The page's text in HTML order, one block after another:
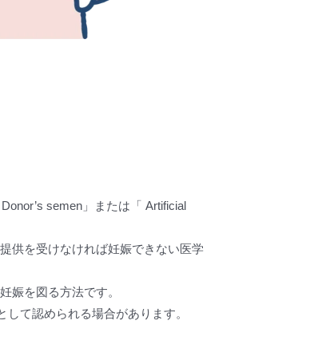
semen」または「 Artificial
供を受けなければ妊娠できない医学
娠を図る方法です。
て認められる場合があります。